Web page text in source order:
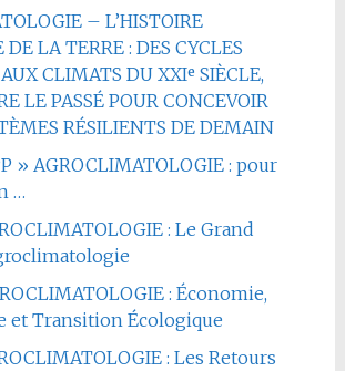
– L’HISTOIRE
LA TERRE : DES CYCLES
CLIMATS DU XXIᵉ SIÈCLE,
LE PASSÉ POUR CONCEVOIR
RÉSILIENTS DE DEMAIN
» AGROCLIMATOLOGIE : pour
…
: Le Grand
: Économie,
et Transition Écologique
: Les Retours